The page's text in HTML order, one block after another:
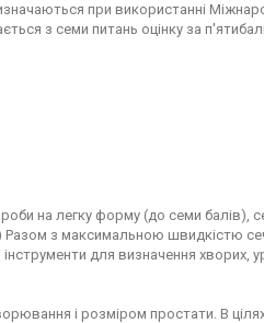
при використанні
з семи питань оцінку за
на легку форму (до семи балів),
Разом з максимальною швидкістю
для визначення хворих,
і розміром простати. В